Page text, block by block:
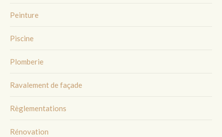
Peinture
Piscine
Plomberie
Ravalement de façade
Règlementations
Rénovation